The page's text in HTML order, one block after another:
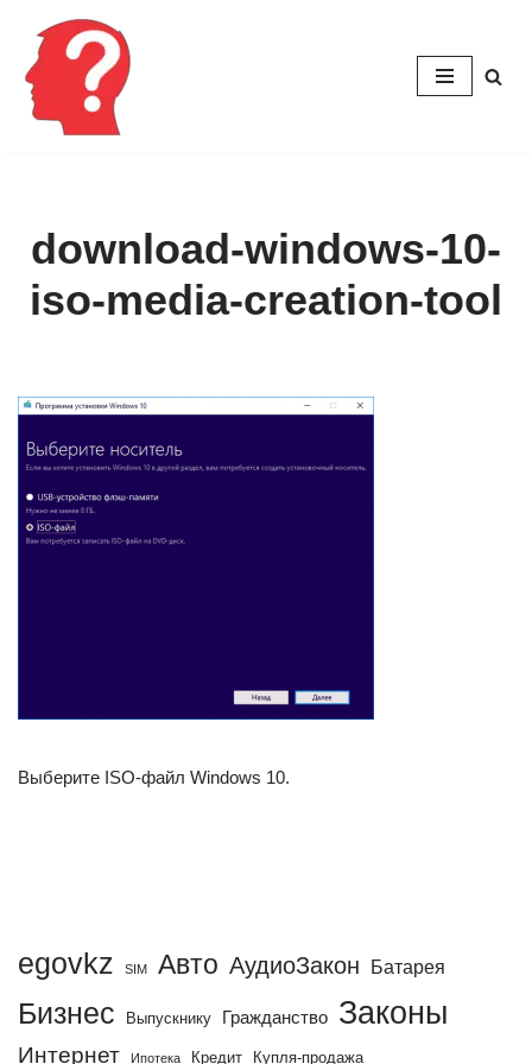
Перейти
содержимому
download-windows-10-
iso-media-creation-tool
Выберите ISO-файл Windows 10.
egovkz SIM Авто АудиоЗакон Батарея
Бизнес Выпускнику Гражданство Законы
Интернет Ипотека Кредит Купля-продажа